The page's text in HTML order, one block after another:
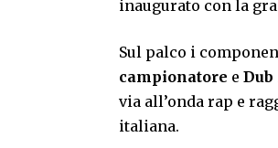
inaugurato con la
Sul palco i
campionatore e Dub
via all’onda rap e
italiana.